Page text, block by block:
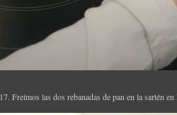
17. Freímos las dos rebanadas de pan en la sartén